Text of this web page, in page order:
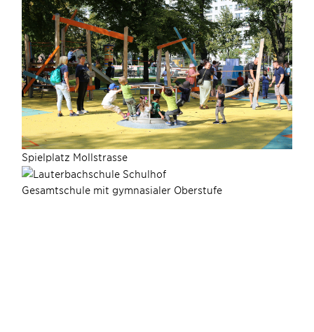
Spielplatz Mollstrasse
Gesamtschule mit gymnasialer Oberstufe